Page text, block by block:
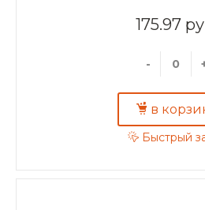
175.97
-
в
Быстрый